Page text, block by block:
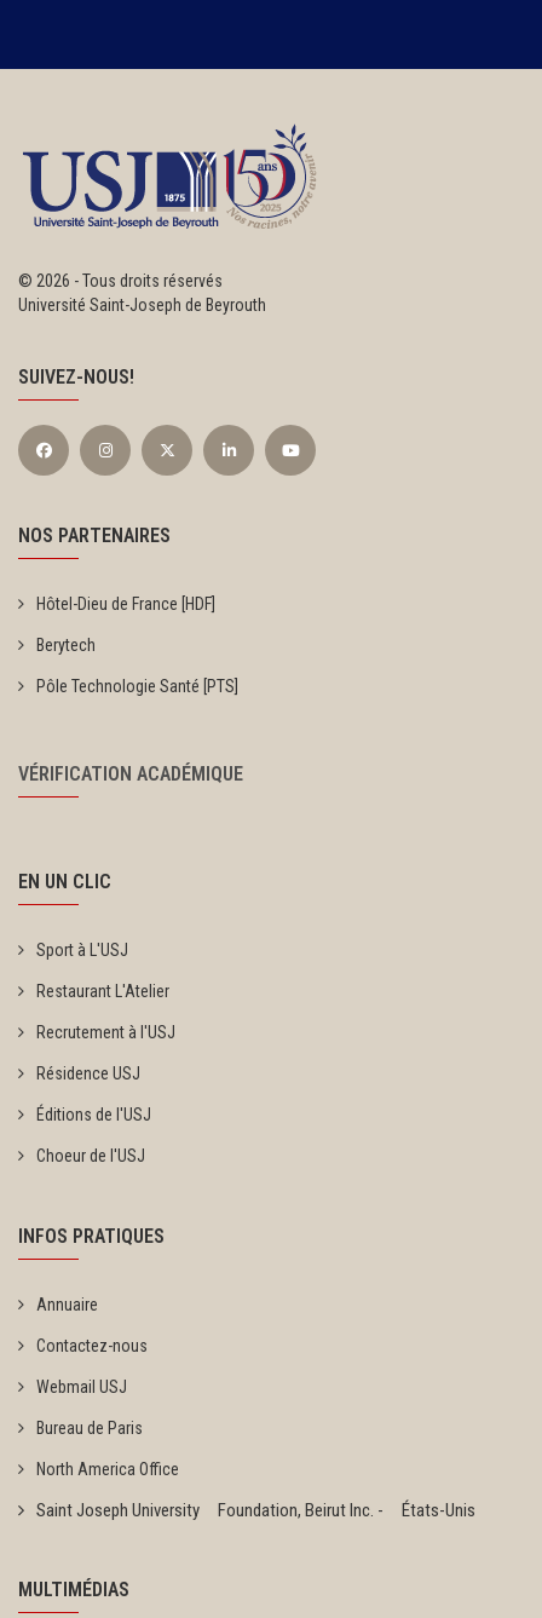
© 2026 - Tous droits réservés
Université Saint-Joseph de Beyrouth
SUIVEZ-NOUS!
NOS PARTENAIRES
Hôtel-Dieu de France [HDF]
Berytech
Pôle Technologie Santé [PTS]
VÉRIFICATION ACADÉMIQUE
EN UN CLIC
Sport à L'USJ
Restaurant L'Atelier
Recrutement à l'USJ
Résidence USJ
Éditions de l'USJ
Choeur de l'USJ
INFOS PRATIQUES
Annuaire
Contactez-nous
Webmail USJ
Bureau de Paris
North America Office
Saint Joseph University Foundation, Beirut Inc. - États-Unis
MULTIMÉDIAS